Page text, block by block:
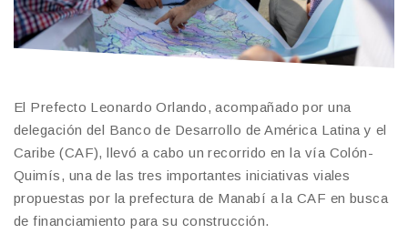
El Prefecto Leonardo Orlando, acompañado por una
delegación del Banco de Desarrollo de América Latina y el
Caribe (CAF), llevó a cabo un recorrido en la vía Colón-
Quimís, una de las tres importantes iniciativas viales
propuestas por la prefectura de Manabí a la CAF en busca
de financiamiento para su construcción.